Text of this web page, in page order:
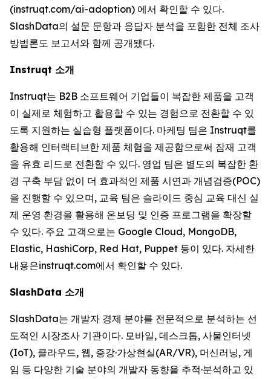
(instruqt.com/ai-adoption) 에서 확인할 수 있다.
SlashData의 설문 문항과 응답자 분석을 포함한 전체 조사
방법론도 보고서와 함께 공개됐다.
Instruqt 소개
Instruqt는 B2B 소프트웨어 기업들이 복잡한 제품을 고객
이 실제로 체험하고 활용할 수 있는 경험으로 전환할 수 있
도록 지원하는 실습형 플랫폼이다. 마케팅 팀은 Instruqt를
활용해 인터랙티브한 제품 체험을 제공함으로써 잠재 고객
을 유효 리드로 전환할 수 있다. 영업 팀은 별도의 복잡한 환
경 구축 부담 없이 더 효과적인 제품 시연과 개념검증(POC)
을 진행할 수 있으며, 교육 팀은 슬라이드 중심 교육 대신 실
제 운영 환경을 활용해 온보딩 및 인증 프로그램을 확장할
수 있다. 주요 고객으로는 Google Cloud, MongoDB,
Elastic, HashiCorp, Red Hat, Puppet 등이 있다. 자세한
내용은instruqt.com에서 확인할 수 있다.
SlashData 소개
SlashData는 개발자 경제 분야를 전문적으로 분석하는 선
도적인 시장조사 기관이다. 모바일, 데스크톱, 사물인터넷
(IoT), 클라우드, 웹, 증강·가상현실(AR/VR), 머신러닝, 게
임 등 다양한 기술 분야의 개발자 동향을 추적·분석하고 있